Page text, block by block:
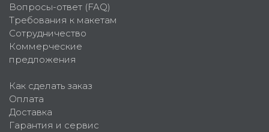
Вопросы-ответ (FAQ)
Требования к макетам
Сотрудничество
Коммерческие
предложения
Как сделать заказ
Оплата
Доставка
Гарантия и сервис